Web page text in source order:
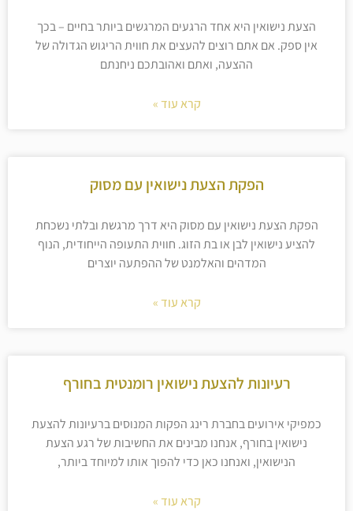
הצעת נישואין היא אחד הרגעים המרגשים ביותר בחיים – בכך
אין ספק. אם אתם רוצים להעצים את חווית הריגוש הגדולה של
ההצעה, ואתם ואהובתכם ניחנתם
קרא עוד »
הפקת הצעת נישואין עם מסוק
הפקת הצעת נישואין עם מסוק היא דרך מרגשת ובלתי נשכחת
להציע נישואין לבן או בת הזוג. חווית התעופה הייחודית, הנוף
המדהים והאלמנט של ההפתעה יוצרים
קרא עוד »
רעיונות להצעת נישואין רומנטית בחורף
כמפיקי אירועים בחברת רינג הפקות המנוסים ברעיונות להצעת
נישואין בחורף, אנחנו מבינים את החשיבות של רגע הצעת
הנישואין, ואנחנו כאן כדי להפוך אותו למיוחד ביותר,
קרא עוד »